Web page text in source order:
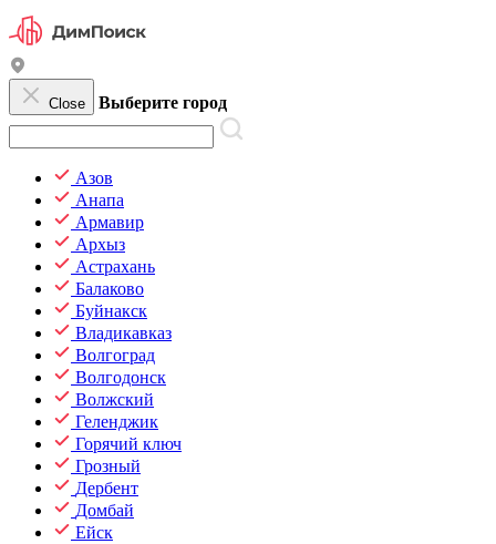
Close Выберите город
Азов
Анапа
Армавир
Архыз
Астрахань
Балаково
Буйнакск
Владикавказ
Волгоград
Волгодонск
Волжский
Геленджик
Горячий ключ
Грозный
Дербент
Домбай
Ейск